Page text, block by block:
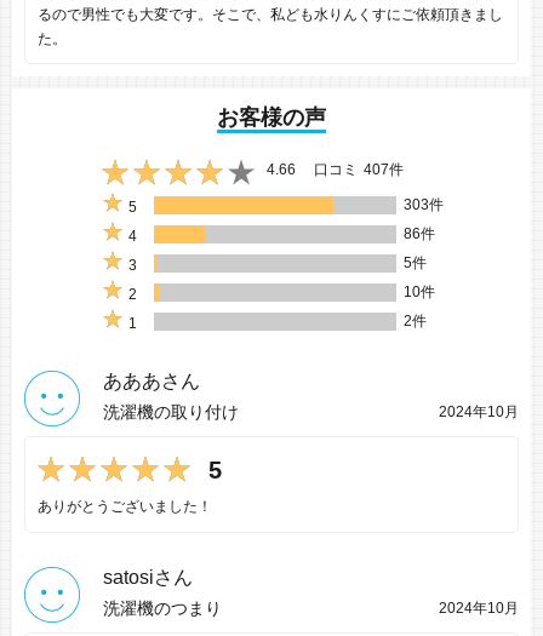
るので男性でも大変です。そこで、私ども水りんくすにご依頼頂きまし
た。
お客様の声
4.66 口コミ 407件
5
303件
4
86件
3
5件
2
10件
1
2件
あああさん
洗濯機の取り付け 2024年10月
5
ありがとうございました！
satosiさん
洗濯機のつまり 2024年10月